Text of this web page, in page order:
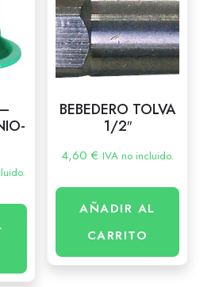
BEBEDERO TOLVA
1/2″
4,60€ IVA no incluido.
AÑADIR AL
CARRITO